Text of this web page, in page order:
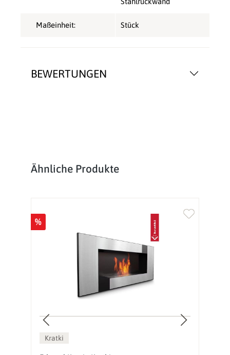
BEWERTUNGEN
Maßeinheit: Stück
Produktgalerie überspringen
Ähnliche Produkte
%
Kratki